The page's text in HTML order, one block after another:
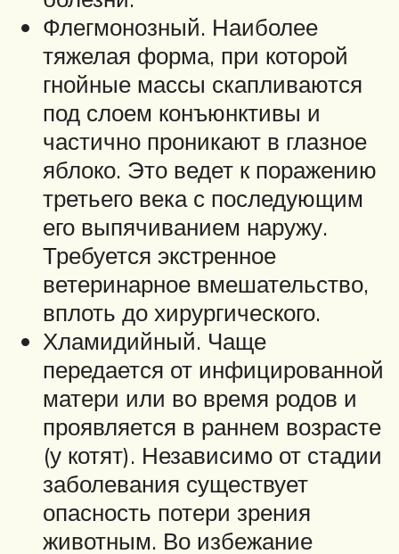
Флегмонозный. Наиболее
тяжелая форма, при которой
гнойные массы скапливаются
под слоем конъюнктивы и
частично проникают в глазное
яблоко. Это ведет к поражению
третьего века с последующим
его выпячиванием наружу.
Требуется экстренное
ветеринарное вмешательство,
вплоть до хирургического.
Хламидийный. Чаще
передается от инфицированной
матери или во время родов и
проявляется в раннем возрасте
(у котят). Независимо от стадии
заболевания существует
опасность потери зрения
животным. Во избежание